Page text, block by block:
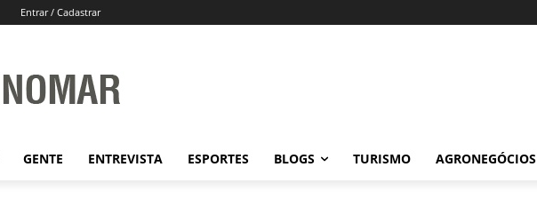
Entrar / Cadastrar
GENTE ENTREVISTA ESPORTES BLOGS TURISMO AGRONEGÓCIOS